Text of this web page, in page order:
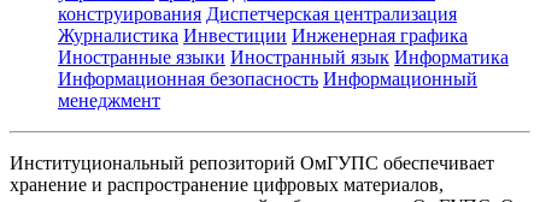
конструирования Диспетчерская централизация
Журналистика Инвестиции Инженерная графика
Иностранные языки Иностранный язык Информатика
Информационная безопасность Информационный
менеджмент
Институциональный репозиторий ОмГУПС обеспечивает
хранение и распространение цифровых материалов,